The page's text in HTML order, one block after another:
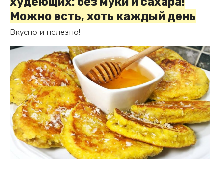
Можно есть, хоть каждый день
Вкусно и полезно!